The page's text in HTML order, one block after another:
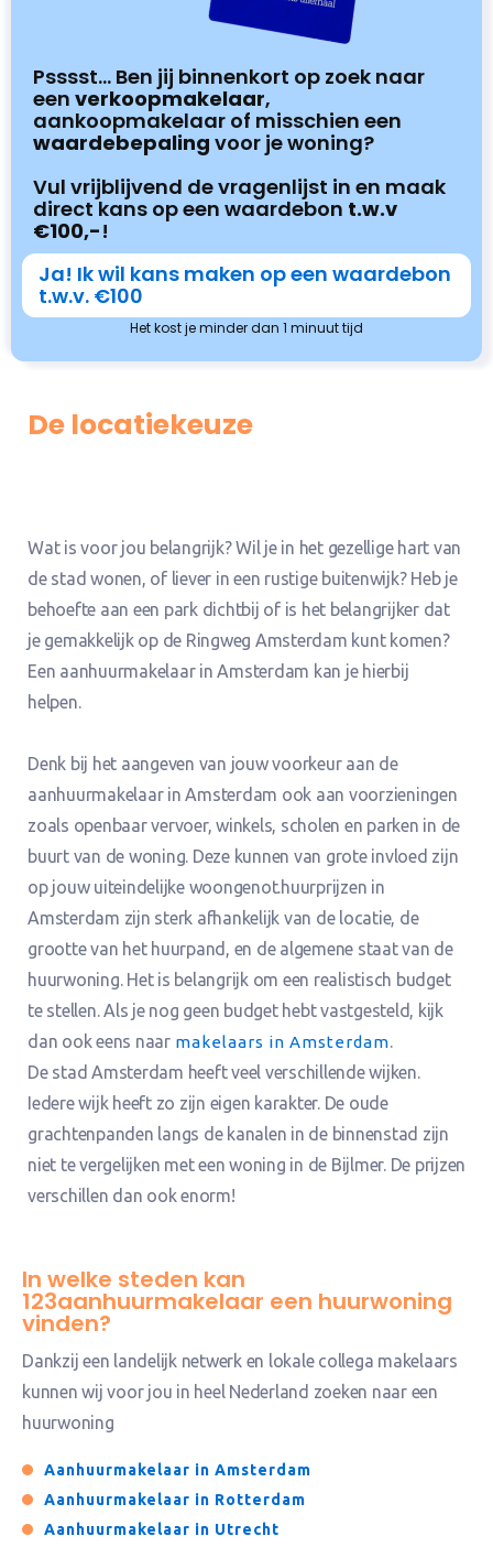
Psssst... Ben jij binnenkort op zoek naar
een verkoopmakelaar,
aankoopmakelaar of misschien een
waardebepaling voor je woning?
Vul vrijblijvend de vragenlijst in en maak
direct kans op een waardebon t.w.v
€100,-!
Ja! Ik wil kans maken op een waardebon
t.w.v. €100
Het kost je minder dan 1 minuut tijd
De locatiekeuze
Wat is voor jou belangrijk? Wil je in het gezellige hart van
de stad wonen, of liever in een rustige buitenwijk? Heb je
behoefte aan een park dichtbij of is het belangrijker dat
je gemakkelijk op de Ringweg Amsterdam kunt komen?
Een aanhuurmakelaar in Amsterdam kan je hierbij
helpen.
Denk bij het aangeven van jouw voorkeur aan de
aanhuurmakelaar in Amsterdam ook aan voorzieningen
zoals openbaar vervoer, winkels, scholen en parken in de
buurt van de woning. Deze kunnen van grote invloed zijn
op jouw uiteindelijke woongenot.huurprijzen in
Amsterdam zijn sterk afhankelijk van de locatie, de
grootte van het huurpand, en de algemene staat van de
huurwoning. Het is belangrijk om een realistisch budget
te stellen. Als je nog geen budget hebt vastgesteld, kijk
dan ook eens naar makelaars in Amsterdam.
De stad Amsterdam heeft veel verschillende wijken.
Iedere wijk heeft zo zijn eigen karakter. De oude
grachtenpanden langs de kanalen in de binnenstad zijn
niet te vergelijken met een woning in de Bijlmer. De prijzen
verschillen dan ook enorm!
In welke steden kan
123aanhuurmakelaar een huurwoning
vinden?
Dankzij een landelijk netwerk en lokale collega makelaars
kunnen wij voor jou in heel Nederland zoeken naar een
huurwoning
Aanhuurmakelaar in Amsterdam
Aanhuurmakelaar in Rotterdam
Aanhuurmakelaar in Utrecht